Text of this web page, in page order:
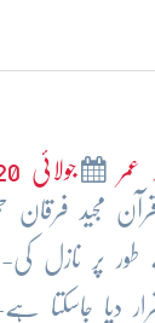
جولائی 2020
قرآن مجید
طور پر نازل
دیا